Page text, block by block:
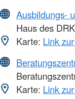
Ausbildungs-
Haus des DRK
Karte: Link
Karte: Link